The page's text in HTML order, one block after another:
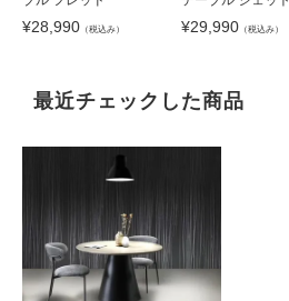
¥28,990 （税込み） ¥29,990 （税込み）
最近チェックした商品